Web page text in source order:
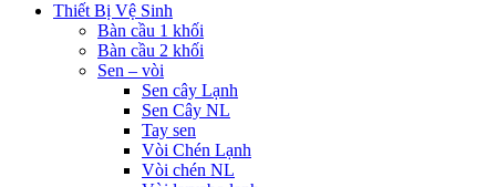
Thiết Bị Vệ Sinh
Bàn cầu 1 khối
Bàn cầu 2 khối
Sen – vòi
Sen cây Lạnh
Sen Cây NL
Tay sen
Vòi Chén Lạnh
Vòi chén NL